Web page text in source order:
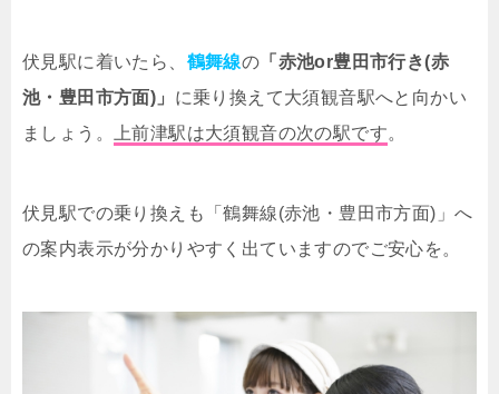
伏見駅に着いたら、 鶴舞線の 「赤池or豊田市行き(赤
池・豊田市方面)」 に乗り換えて大須観音駅へと向かい
ましょう。
上前津駅は大須観音の次の駅です。
伏見駅での乗り換えも「鶴舞線(赤池・豊田市方面)」へ
の案内表示が分かりやすく出ていますのでご安心を。